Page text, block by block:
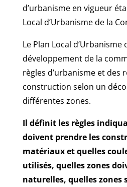
d’urbanisme en vigueur
Local d’Urbanisme de la
Le Plan Local d’Urbanisme
développement de la
règles d’urbanisme et des
construction selon un
différentes zones.
Il définit les règles
doivent prendre les
matériaux et quelles
utilisés, quelles zones
naturelles, quelles zones